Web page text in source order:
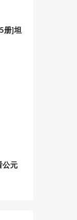
册]坦
公元